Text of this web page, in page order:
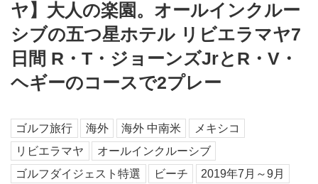
ヤ】大人の楽園。オールインクルー
シブの五つ星ホテル リビエラマヤ7
日間 R・T・ジョーンズJrとR・V・
ヘギーのコースで2プレー
ゴルフ旅行 海外 海外 中南米
メキシコ
リビエラマヤ
オールインクルーシブ
ゴルフダイジェスト特選
ビーチ
2019年7月～9月